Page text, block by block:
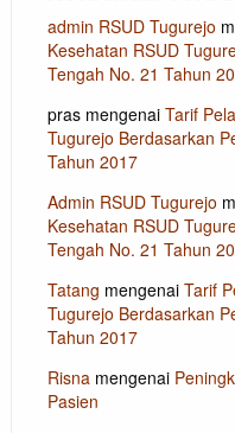
admin RSUD Tugurejo
Kesehatan RSUD
Tengah No. 21 Tahun
prasmengenai Tarif
Tugurejo Berdasarkan
Tahun 2017
Admin RSUD Tugurejo
Kesehatan RSUD
Tengah No. 21 Tahun
Tatang mengenai Tarif
Tugurejo Berdasarkan
Tahun 2017
Risna mengenai
Pasien